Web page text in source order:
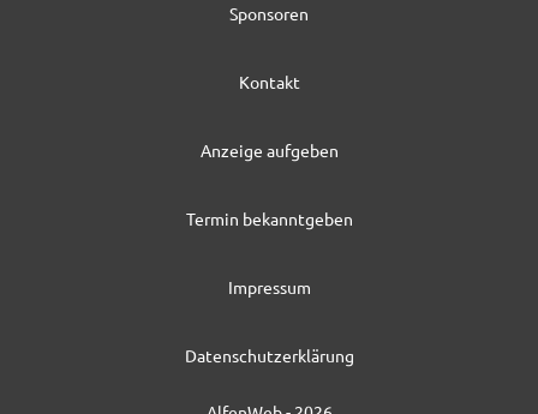
Sponsoren
Kontakt
Anzeige aufgeben
Termin bekanntgeben
Impressum
Datenschutzerklärung